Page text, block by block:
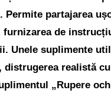
Permite partajarea
de
Unele suplimente
distrugerea realistă
„Rupere